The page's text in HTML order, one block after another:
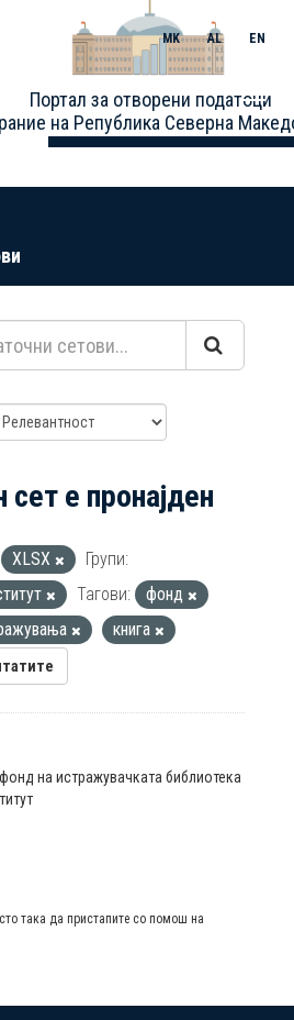
Портал за отворени податоци
на Република Северна
MK AL EN
Toggle
сет е пронајден
XLSX
Групи:
Тагови:
фонд
книга
на истражувачката библиотека
така да пристапите со помош на